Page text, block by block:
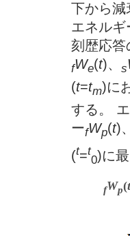
下から減
エネル
刻歴応答
fWe(t)、 s
(t=tm)に
する。
ーfWp(t)
(t=t
0)に
fWp(t